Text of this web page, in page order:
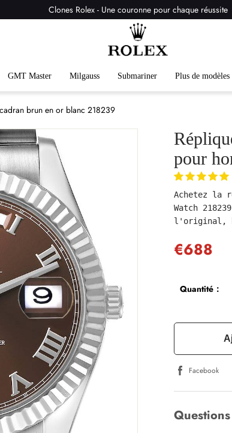
Clones Rolex - Une couronne pour chaque réussite
GMT Master Milgauss Submariner Plus de modèles
brun en or blanc 218239
pour
Achetez la
Watch
€688
Quantité：
Facebook